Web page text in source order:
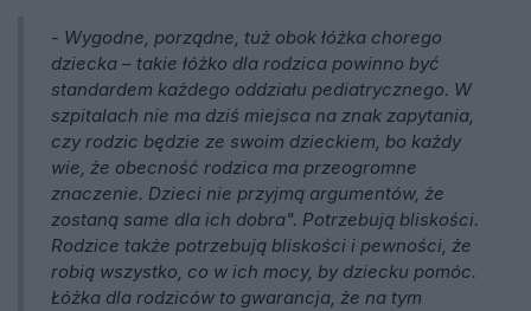
- Wygodne, porządne, tuż obok łóżka chorego
dziecka – takie łóżko dla rodzica powinno być
standardem każdego oddziału pediatrycznego. W
szpitalach nie ma dziś miejsca na znak zapytania,
czy rodzic będzie ze swoim dzieckiem, bo każdy
wie, że obecność rodzica ma przeogromne
znaczenie. Dzieci nie przyjmą argumentów, że
zostaną same dla ich dobra". Potrzebują bliskości.
Rodzice także potrzebują bliskości i pewności, że
robią wszystko, co w ich mocy, by dziecku pomóc.
Łóżka dla rodziców to gwarancja, że na tym